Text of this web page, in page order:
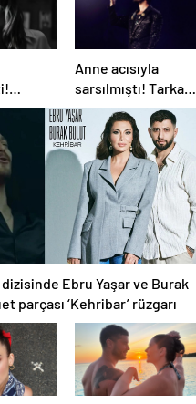
duygusal
Anne acısıyla
sarsılmıştı! Tarkan,
turnesini neden
bırakmak
istemediğini
açıkladı
Ebru Yaşar ve Burak
parçası ‘Kehribar’ rüzgarı